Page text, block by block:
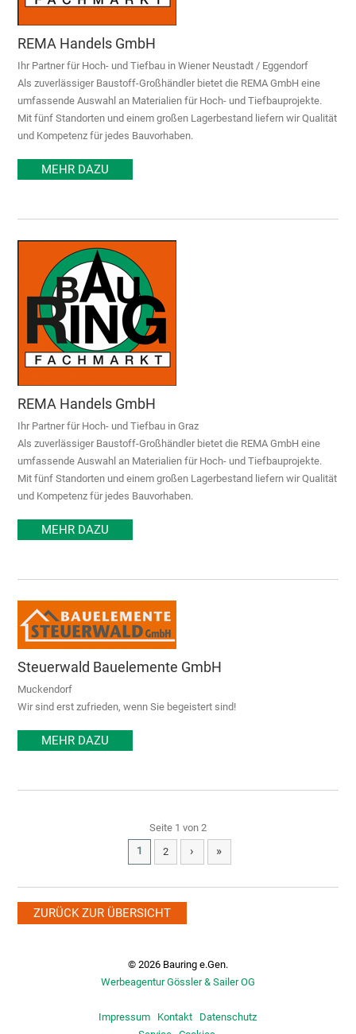
REMA Handels GmbH
Ihr Partner für Hoch- und Tiefbau in Wiener Neustadt / Eggendorf
Als zuverlässiger Baustoff-Großhändler bietet die REMA GmbH eine
umfassende Auswahl an Materialien für Hoch- und Tiefbauprojekte.
Mit fünf Standorten und einem großen Lagerbestand liefern wir Qualität
und Kompetenz für jedes Bauvorhaben.
MEHR DAZU
REMA Handels GmbH
Ihr Partner für Hoch- und Tiefbau in Graz
Als zuverlässiger Baustoff-Großhändler bietet die REMA GmbH eine
umfassende Auswahl an Materialien für Hoch- und Tiefbauprojekte.
Mit fünf Standorten und einem großen Lagerbestand liefern wir Qualität
und Kompetenz für jedes Bauvorhaben.
MEHR DAZU
Steuerwald Bauelemente GmbH
Muckendorf
Wir sind erst zufrieden, wenn Sie begeistert sind!
MEHR DAZU
Seite 1 von 2
1
2 › »
ZURÜCK ZUR ÜBERSICHT
© 2026 Bauring e.Gen.
Werbeagentur Gössler & Sailer OG
Impressum Kontakt
Datenschutz